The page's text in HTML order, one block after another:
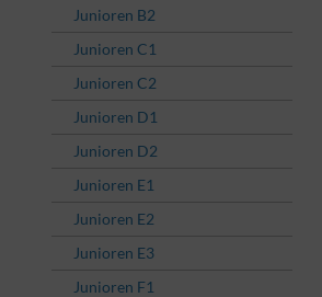
Junioren B2
Junioren C1
Junioren C2
Junioren D1
Junioren D2
Junioren E1
Junioren E2
Junioren E3
Junioren F1